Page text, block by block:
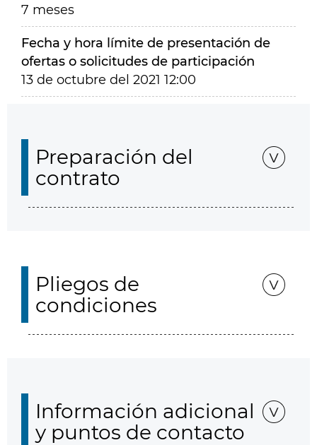
7 meses
Fecha y hora límite de presentación de
ofertas o solicitudes de participación
13 de octubre del 2021 12:00
Preparación del
contrato
Pliegos de
condiciones
Información adicional
y puntos de contacto